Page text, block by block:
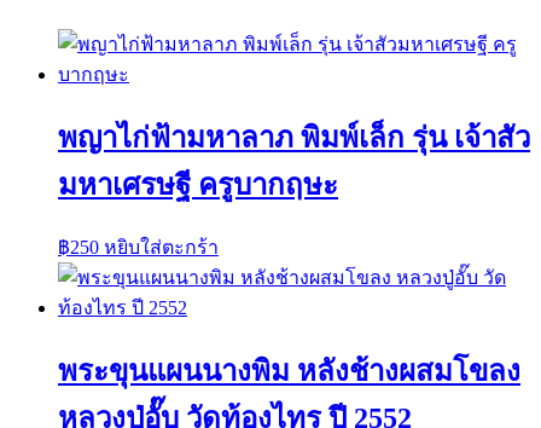
พญาไก่ฟ้ามหาลาภ พิมพ์เล็ก รุ่น เจ้าสัว
มหาเศรษฐี ครูบากฤษะ
฿250 หยิบใส่ตะกร้า
พระขุนแผนนางพิม หลังช้างผสมโขลง
หลวงปู่อั๊บ วัดท้องไทร ปี 2552